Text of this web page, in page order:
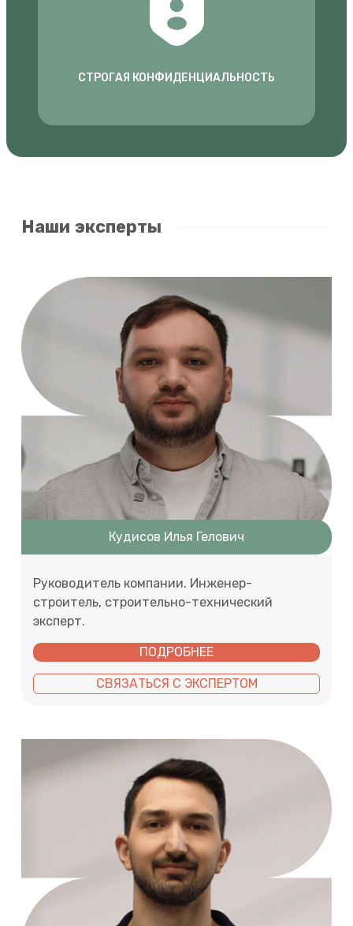
СТРОГАЯ КОНФИДЕНЦИАЛЬНОСТЬ
Наши эксперты
Кудисов Илья Гелович
Руководитель компании. Инженер-
строитель, строительно-технический
эксперт.
ПОДРОБНЕЕ
СВЯЗАТЬСЯ С ЭКСПЕРТОМ